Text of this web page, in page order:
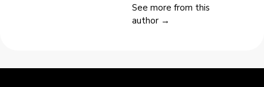
See more from this
author →